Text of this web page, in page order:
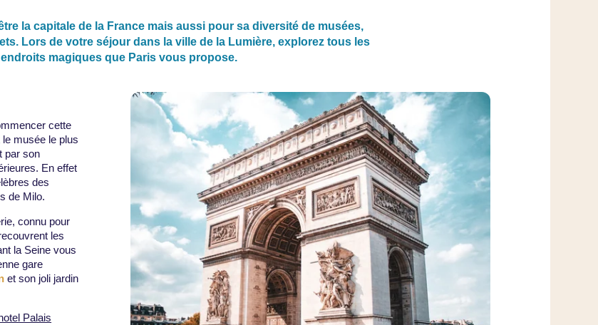
la capitale de la France mais aussi pour sa diversité de musées,
Lors de votre séjour dans la ville de la Lumière, explorez tous les
endroits magiques que Paris vous propose.
cette
musée le plus
par son
En effet
des
de Milo.
connu pour
les
la Seine vous
gare
et son joli jardin
Palais